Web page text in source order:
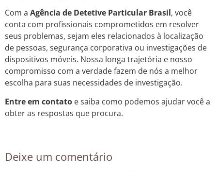
Com a Agência de Detetive Particular Brasil, você
conta com profissionais comprometidos em resolver
seus problemas, sejam eles relacionados à localização
de pessoas, segurança corporativa ou investigações de
dispositivos móveis. Nossa longa trajetória e nosso
compromisso com a verdade fazem de nós a melhor
escolha para suas necessidades de investigação.
Entre em contato e saiba como podemos ajudar você a
obter as respostas que procura.
Deixe um comentário